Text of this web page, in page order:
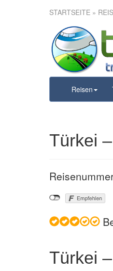
STARTSEITE »
Reisen
Türkei
Türkei